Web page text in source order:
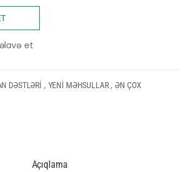
əlavə et
DƏSTLƏRİ , YENİ MƏHSULLAR,ƏN ÇOX
Açıqlama